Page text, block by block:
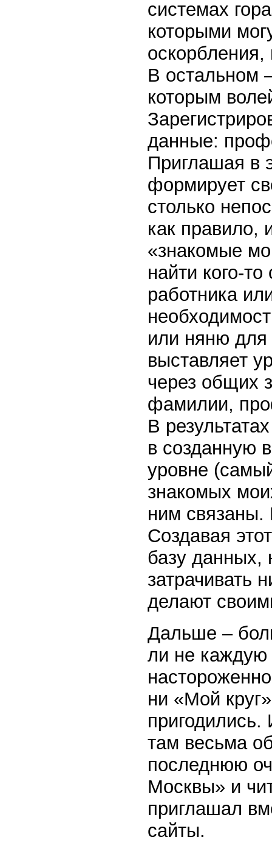
системах
которыми
В остальном
которым
данные:
Приглашая в
формирует
столько
как правило,
«знакомые
найти кого-
работника
или няню для
выставляет
через общих
фамилии,
В
в созданную
уровне
знакомых
ним связаны.
Создавая
базу данных,
затрачивать
делают
Дальше –
ли не каждую
ни «Мой
пригодились.
там весьма
последнюю
Москвы» и
приглашал
сайты.